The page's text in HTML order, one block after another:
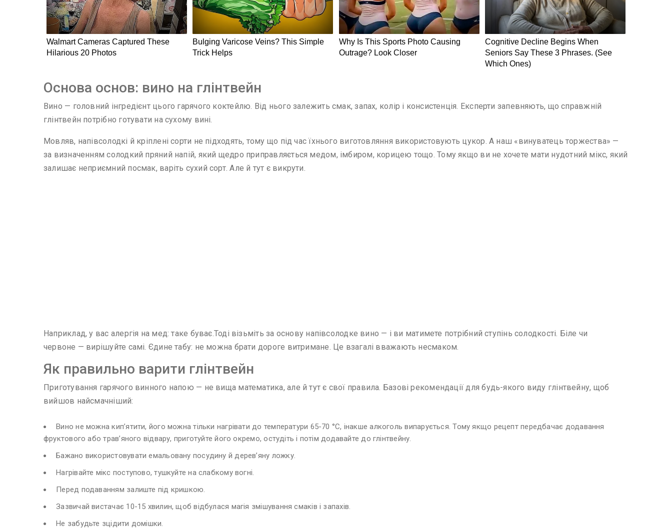
Основа основ: вино на глінтвейн
Вино — головний інгредієнт цього гарячого коктейлю. Від нього залежить смак, запах, колір і консистенція. Експерти запевняють, що справжній
глінтвейн потрібно готувати на сухому вині.
Мовляв, напівсолодкі й кріплені сорти не підходять, тому що під час їхнього виготовляння використовують цукор. А наш «винуватець торжества» —
за визначенням солодкий пряний напій, який щедро приправляється медом, імбиром, корицею тощо. Тому якщо ви не хочете мати нудотний мікс, який
залишає неприємний посмак, варіть сухий сорт. Але й тут є викрути.
Наприклад, у вас алергія на мед: таке буває.Тоді візьміть за основу напівсолодке вино — і ви матимете потрібний ступінь солодкості. Біле чи
червоне — вирішуйте самі. Єдине табу: не можна брати дороге витримане. Це взагалі вважають несмаком.
Як правильно варити глінтвейн
Приготування гарячого винного напою — не вища математика, але й тут є свої правила. Базові рекомендації для будь-якого виду глінтвейну, щоб
вийшов найсмачніший:
Вино не можна кип’ятити, його можна тільки нагрівати до температури 65-70 °C, інакше алкоголь випарується. Тому якщо рецепт передбачає додавання
фруктового або трав’яного відвару, приготуйте його окремо, остудіть і потім додавайте до глінтвейну.
Бажано використовувати емальовану посудину й дерев’яну ложку.
Нагрівайте мікс поступово, тушкуйте на слабкому вогні.
Перед подаванням залиште під кришкою.
Зазвичай вистачає 10-15 хвилин, щоб відбулася магія змішування смаків і запахів.
Не забудьте зцідити домішки.